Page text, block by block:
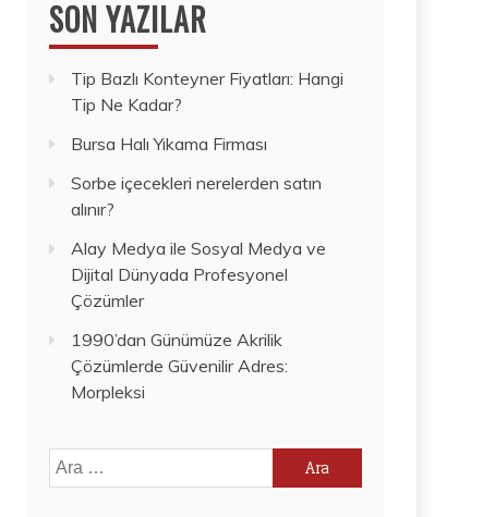
SON YAZILAR
Tip Bazlı Konteyner Fiyatları: Hangi
Tip Ne Kadar?
Bursa Halı Yıkama Firması
Sorbe içecekleri nerelerden satın
alınır?
Alay Medya ile Sosyal Medya ve
Dijital Dünyada Profesyonel
Çözümler
1990’dan Günümüze Akrilik
Çözümlerde Güvenilir Adres:
Morpleksi
Arama: